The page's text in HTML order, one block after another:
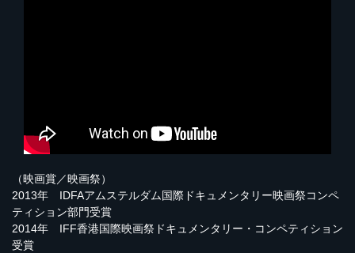
（映画賞／映画祭）
2013年 IDFAアムステルダム国際ドキュメンタリー映画祭コンペ
ティション部門受賞
2014年 IFF香港国際映画祭ドキュメンタリー・コンペティション
受賞